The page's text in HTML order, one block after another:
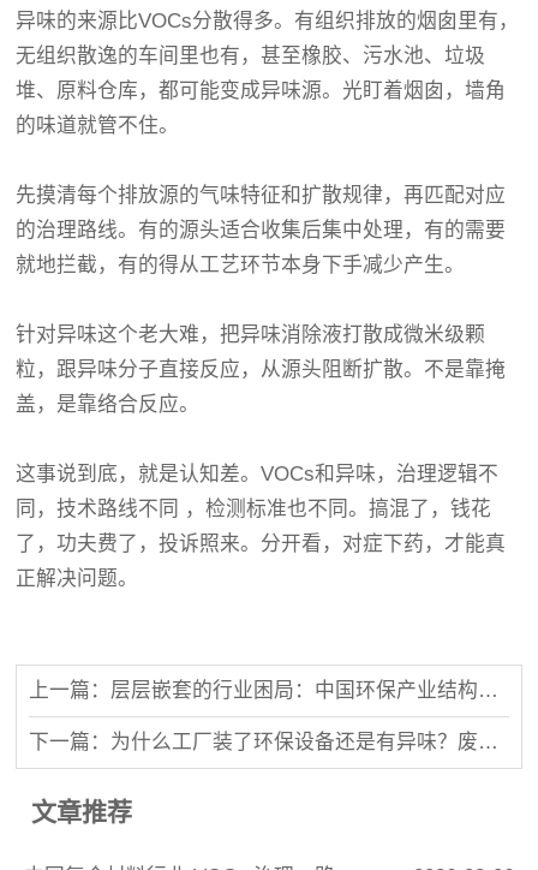
异味的来源比VOCs分散得多。有组织排放的烟囱里有，
无组织散逸的车间里也有，甚至橡胶、污水池、垃圾
堆、原料仓库，都可能变成异味源。光盯着烟囱，墙角
的味道就管不住。
先摸清每个排放源的气味特征和扩散规律，再匹配对应
的治理路线。有的源头适合收集后集中处理，有的需要
就地拦截，有的得从工艺环节本身下手减少产生。
针对异味这个老大难，把异味消除液打散成微米级颗
粒，跟异味分子直接反应，从源头阻断扩散。不是靠掩
盖，是靠络合反应。
这事说到底，就是认知差。VOCs和异味，治理逻辑不
同，技术路线不同 ，检测标准也不同。搞混了，钱花
了，功夫费了，投诉照来。分开看，对症下药，才能真
正解决问题。
上一篇：层层嵌套的行业困局：中国环保产业结构性塌陷与破局之路
下一篇：为什么工厂装了环保设备还是有异味？废气异味处理的3个常见误区
文章推荐